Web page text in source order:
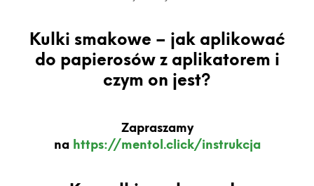
Kulki smakowe – jak aplikować
do papierosów z aplikatorem i
czym on jest?
Zapraszamy
na https://mentol.click/instrukcja